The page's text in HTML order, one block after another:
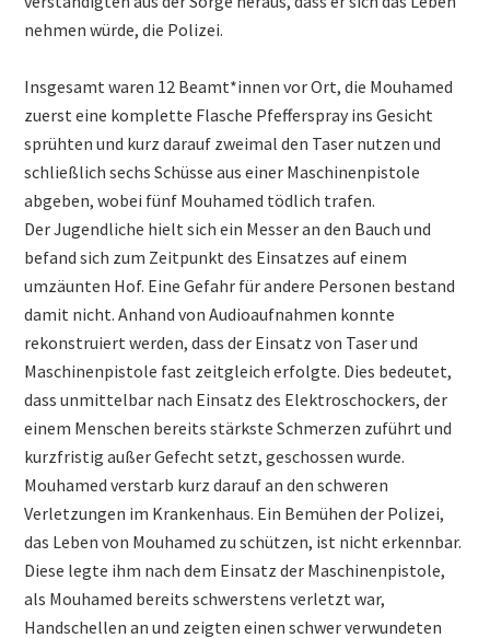
nehmen würde, die Polizei.
Insgesamt waren 12 Beamt*innen vor Ort, die Mouhamed
zuerst eine komplette Flasche Pfefferspray ins Gesicht
sprühten und kurz darauf zweimal den Taser nutzen und
schließlich sechs Schüsse aus einer Maschinenpistole
abgeben, wobei fünf Mouhamed tödlich trafen.
Der Jugendliche hielt sich ein Messer an den Bauch und
befand sich zum Zeitpunkt des Einsatzes auf einem
umzäunten Hof. Eine Gefahr für andere Personen bestand
damit nicht. Anhand von Audioaufnahmen konnte
rekonstruiert werden, dass der Einsatz von Taser und
Maschinenpistole fast zeitgleich erfolgte. Dies bedeutet,
dass unmittelbar nach Einsatz des Elektroschockers, der
einem Menschen bereits stärkste Schmerzen zuführt und
kurzfristig außer Gefecht setzt, geschossen wurde.
Mouhamed verstarb kurz darauf an den schweren
Verletzungen im Krankenhaus. Ein Bemühen der Polizei,
das Leben von Mouhamed zu schützen, ist nicht erkennbar.
Diese legte ihm nach dem Einsatz der Maschinenpistole,
als Mouhamed bereits schwerstens verletzt war,
Handschellen an und zeigten einen schwer verwundeten